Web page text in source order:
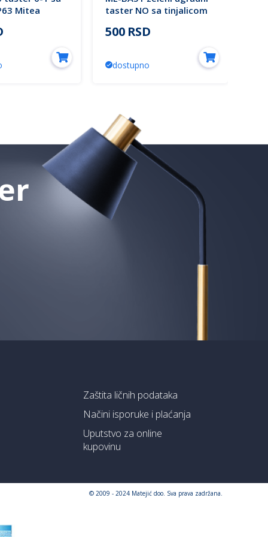
Mitea
taster NO sa tinjalicom
500 RSD
dostupno
Zaštita ličnih podataka
Načini isporuke i plaćanja
Uputstvo za online
kupovinu
© 2009 - 2024 Matejić doo. Sva prava zadržana.